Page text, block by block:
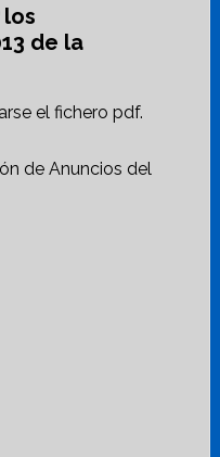
los
de la
el fichero pdf.
de Anuncios del